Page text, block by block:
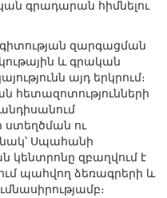
գրադարան հիմնելու
զարգացման
և գրական
այդ երկրում։
հետազոտությունների
ու
Սպահանի
զբաղվում է
պահվող ձեռագրերի և